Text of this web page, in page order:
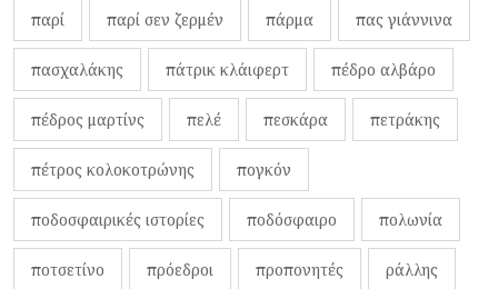
παρί παρί σεν ζερμέν πάρμα πας γιάννινα
πασχαλάκης πάτρικ κλάιφερτ πέδρο αλβάρο
πέδρος μαρτίνς πελέ πεσκάρα πετράκης
πέτρος κολοκοτρώνης πογκόν
ποδοσφαιρικές ιστορίες ποδόσφαιρο πολωνία
ποτσετίνο πρόεδροι προπονητές ράλλης